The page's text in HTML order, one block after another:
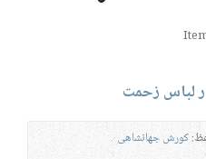
لباس زحمت
کورش جهانشاهی